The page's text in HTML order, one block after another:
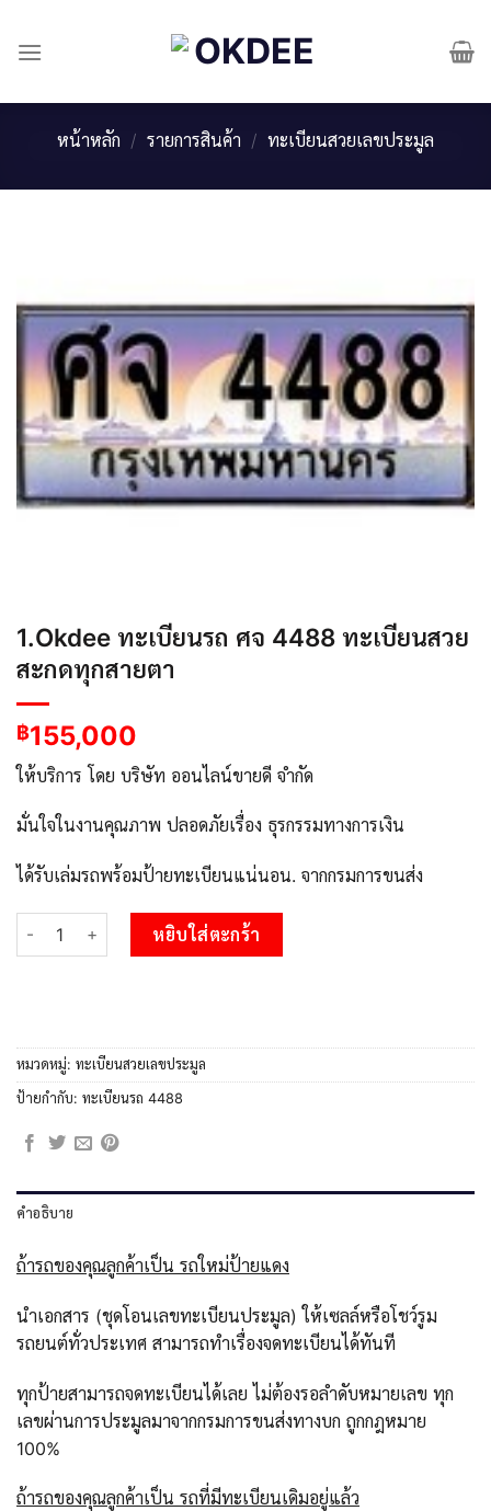
content
หน้าหลัก / รายการสินค้า / ทะเบียนสวยเลขประมูล
1.Okdee ทะเบียนรถ ศจ 4488 ทะเบียนสวย
สะกดทุกสายตา
฿155,000
ให้บริการ โดย บริษัท ออนไลน์ขายดี จำกัด
มั่นใจในงานคุณภาพ ปลอดภัยเรื่อง ธุรกรรมทางการเงิน
ได้รับเล่มรถพร้อมป้ายทะเบียนแน่นอน. จากกรมการขนส่ง
จำนวน 1.Okdee ทะเบียนรถ ศจ 4488 ทะเบียนสวย สะกดทุกสายตา
หยิบใส่ตะกร้า
หมวดหมู่: ทะเบียนสวยเลขประมูล
ป้ายกำกับ: ทะเบียนรถ 4488
คำอธิบาย
ถ้ารถของคุณลูกค้าเป็น รถใหม่ป้ายแดง
นำเอกสาร (ชุดโอนเลขทะเบียนประมูล) ให้เซลล์หรือโชว์รูม
รถยนต์ทั่วประเทศ สามารถทำเรื่องจดทะเบียนได้ทันที
ทุกป้ายสามารถจดทะเบียนได้เลย ไม่ต้องรอลำดับหมายเลข ทุก
เลขผ่านการประมูลมาจากกรมการขนส่งทางบก ถูกกฎหมาย
100%
ถ้ารถของคุณลูกค้าเป็น รถที่มีทะเบียนเดิมอยู่แล้ว